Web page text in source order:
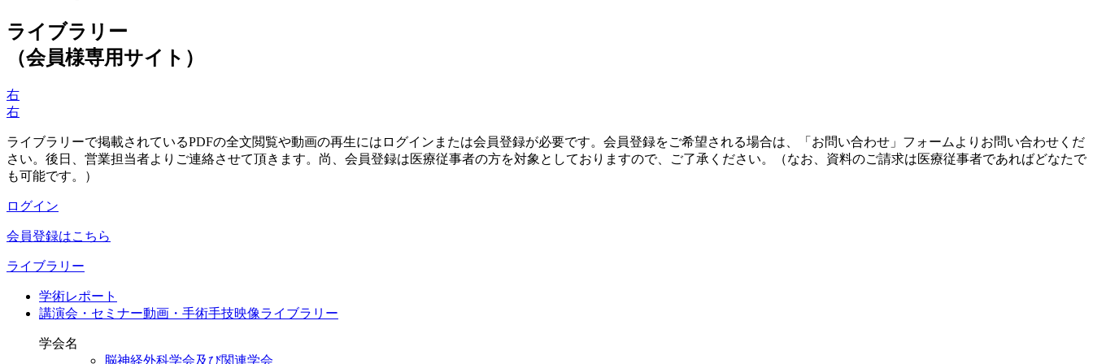
ライブラリー
（会員様専用サイト）
右
右
ライブラリーで掲載されているPDFの全文閲覧や動画の再生にはログインまたは会員登録が必要です。会員登録をご希望される場合は、「お問い合わせ」フォームよりお問い合わせくだ
さい。後日、営業担当者よりご連絡させて頂きます。尚、会員登録は医療従事者の方を対象としておりますので、ご了承ください。（なお、資料のご請求は医療従事者であればどなたで
も可能です。）
ログイン
会員登録はこちら
ライブラリー
学術レポート
講演会・セミナー動画・手術手技映像ライブラリー
学会名
脳神経外科学会及び関連学会